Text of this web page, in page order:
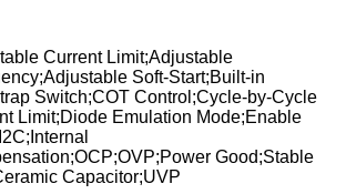
Current Limit;Adjustable
Soft-Start;Built-in
Switch;COT Control;Cycle-by-Cycle
Limit;Diode Emulation Mode;Enable
Good;Stable
Capacitor;UVP